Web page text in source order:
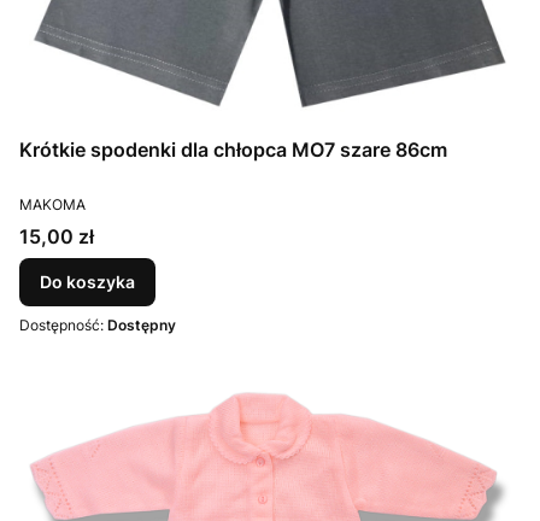
Krótkie spodenki dla chłopca MO7 szare 86cm
PRODUCENT
MAKOMA
Cena
15,00 zł
Do koszyka
Dostępność: Dostępny